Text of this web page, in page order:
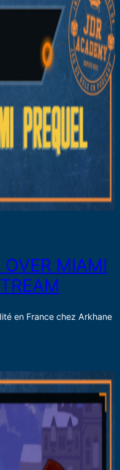
MIAMI
en France chez Arkhane